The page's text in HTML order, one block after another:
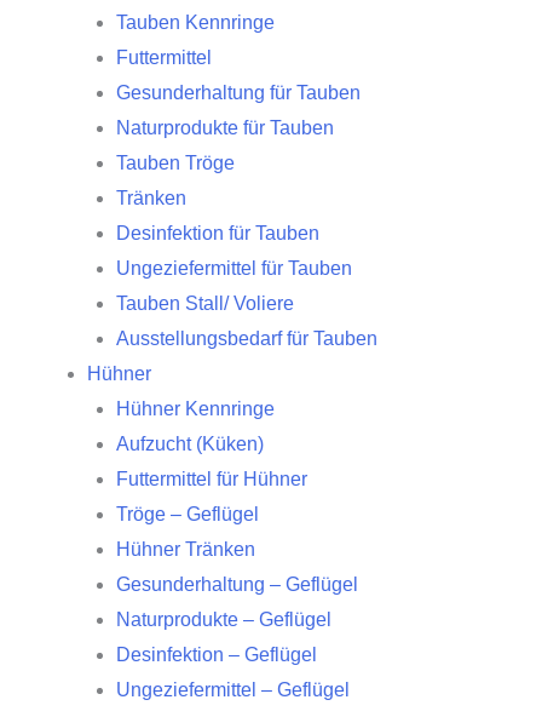
Tauben Kennringe
Futtermittel
Gesunderhaltung für Tauben
Naturprodukte für Tauben
Tauben Tröge
Tränken
Desinfektion für Tauben
Ungeziefermittel für Tauben
Tauben Stall/ Voliere
Ausstellungsbedarf für Tauben
Hühner
Hühner Kennringe
Aufzucht (Küken)
Futtermittel für Hühner
Tröge – Geflügel
Hühner Tränken
Gesunderhaltung – Geflügel
Naturprodukte – Geflügel
Desinfektion – Geflügel
Ungeziefermittel – Geflügel